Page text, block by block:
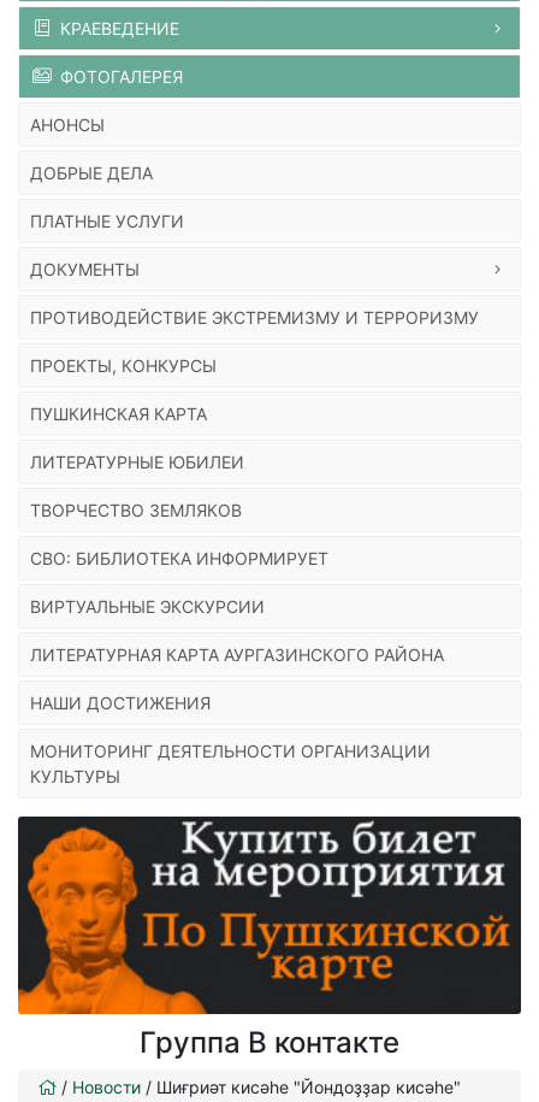
КРАЕВЕДЕНИЕ
ФОТОГАЛЕРЕЯ
АНОНСЫ
ДОБРЫЕ ДЕЛА
ПЛАТНЫЕ УСЛУГИ
ДОКУМЕНТЫ
ПРОТИВОДЕЙСТВИЕ ЭКСТРЕМИЗМУ И ТЕРРОРИЗМУ
ПРОЕКТЫ, КОНКУРСЫ
ПУШКИНСКАЯ КАРТА
ЛИТЕРАТУРНЫЕ ЮБИЛЕИ
ТВОРЧЕСТВО ЗЕМЛЯКОВ
СВО: БИБЛИОТЕКА ИНФОРМИРУЕТ
ВИРТУАЛЬНЫЕ ЭКСКУРСИИ
ЛИТЕРАТУРНАЯ КАРТА АУРГАЗИНСКОГО РАЙОНА
НАШИ ДОСТИЖЕНИЯ
МОНИТОРИНГ ДЕЯТЕЛЬНОСТИ ОРГАНИЗАЦИИ
КУЛЬТУРЫ
Группа В контакте
/ Новости / Шиғриәт кисәһе "Йондоҙҙар кисәһе"